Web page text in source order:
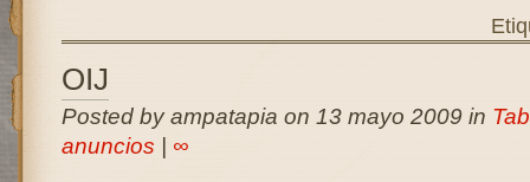
OIJ
Posted by ampatapia on 13 mayo 2009 in
anuncios
∞